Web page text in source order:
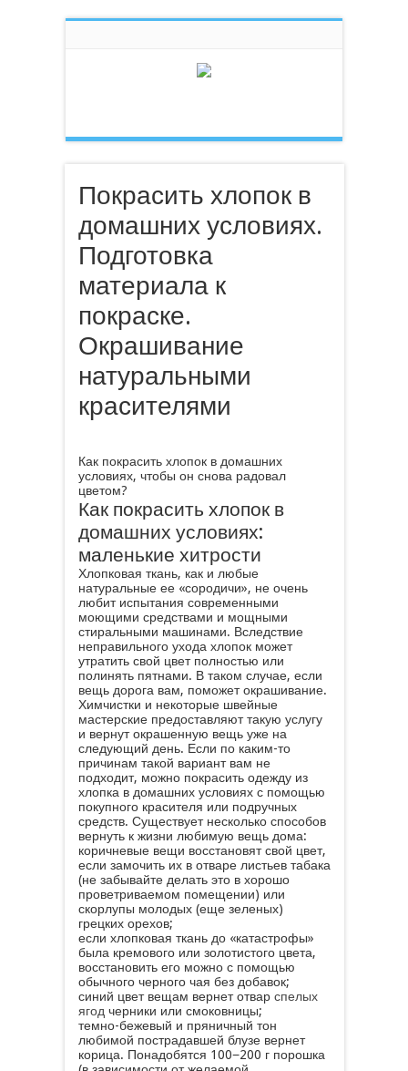
Покрасить хлопок в
домашних условиях.
Подготовка
материала к
покраске.
Окрашивание
натуральными
красителями
Как покрасить хлопок в домашних
условиях, чтобы он снова радовал
цветом?
Как покрасить хлопок в
домашних условиях:
маленькие хитрости
Хлопковая ткань, как и любые
натуральные ее «сородичи», не очень
любит испытания современными
моющими средствами и мощными
стиральными машинами. Вследствие
неправильного ухода хлопок может
утратить свой цвет полностью или
полинять пятнами. В таком случае, если
вещь дорога вам, поможет окрашивание.
Химчистки и некоторые швейные
мастерские предоставляют такую услугу
и вернут окрашенную вещь уже на
следующий день. Если по каким-то
причинам такой вариант вам не
подходит, можно покрасить одежду из
хлопка в домашних условиях с помощью
покупного красителя или подручных
средств. Существует несколько способов
вернуть к жизни любимую вещь дома:
коричневые вещи восстановят свой цвет,
если замочить их в отваре листьев табака
(не забывайте делать это в хорошо
проветриваемом помещении) или
скорлупы молодых (еще зеленых)
грецких орехов;
если хлопковая ткань до «катастрофы»
была кремового или золотистого цвета,
восстановить его можно с помощью
обычного черного чая без добавок;
синий цвет вещам вернет отвар спелых
ягод черники или смоковницы;
темно-бежевый и пряничный тон
любимой пострадавшей блузе вернет
корица. Понадобятся 100−200 г порошка